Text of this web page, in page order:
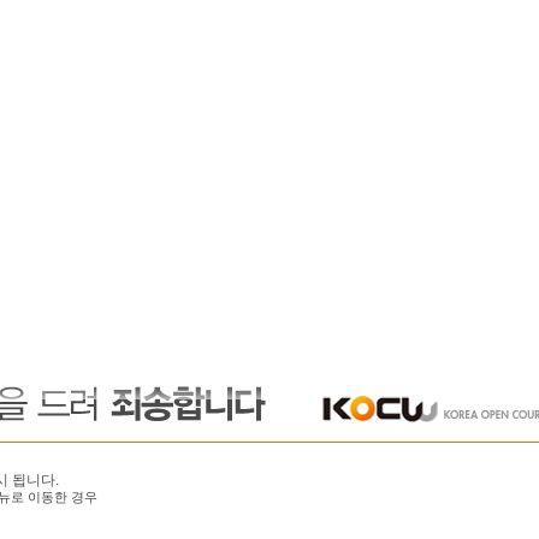
됩니다.
로 이동한 경우